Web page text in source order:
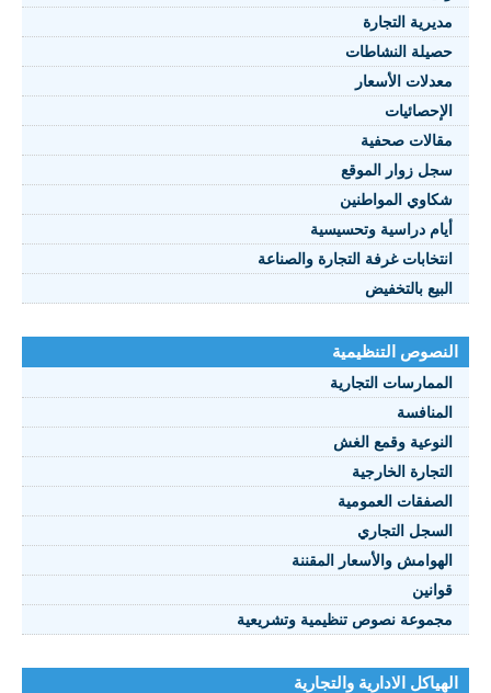
2021
التجارة
النشاطات
الأسعار
صحفية
زوار الموقع
المواطنين
دراسية وتحسيسية
غرفة التجارة والصناعة
بالتخفيض
التنظيمية
التجارية
وقمع الغش
الخارجية
العمومية
التجاري
والأسعار المقننة
نصوص تنظيمية وتشريعية
الادارية والتجارية